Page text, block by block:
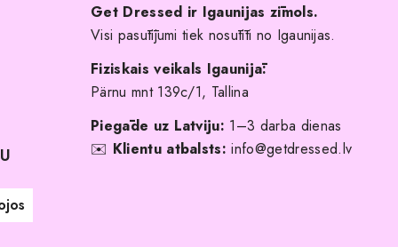
Get Dressed ir Igaunijas zīmols.
Visi pasūtījumi tiek nosūtīti no Igaunijas.
Fiziskais veikals Igaunijā:
Pärnu mnt 139c/1, Tallina
Piegāde uz Latviju: 1–3 darba dienas
✉️ Klientu atbalsts: info@getdressed.lv